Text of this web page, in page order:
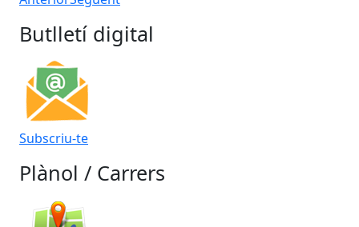
Butlletí digital
Subscriu-te
Plànol / Carrers